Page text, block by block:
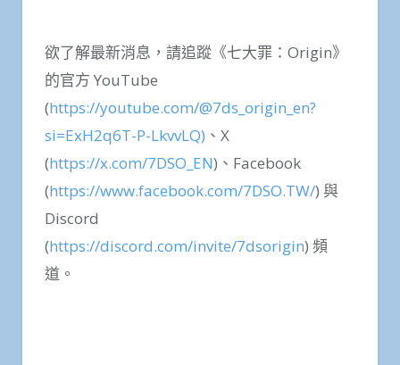
欲了解最新消息，請追蹤《七大罪：Origin》
的官方 YouTube
(https://youtube.com/@7ds_origin_en?
si=ExH2q6T-P-LkvvLQ) 、X
(https://x.com/7DSO_EN)、Facebook
(https://www.facebook.com/7DSO.TW/) 與
Discord
(https://discord.com/invite/7dsorigin) 頻
道。